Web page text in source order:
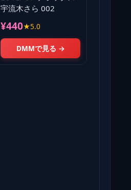
宇流木さら 002
¥440★5.0
DMMで見る →